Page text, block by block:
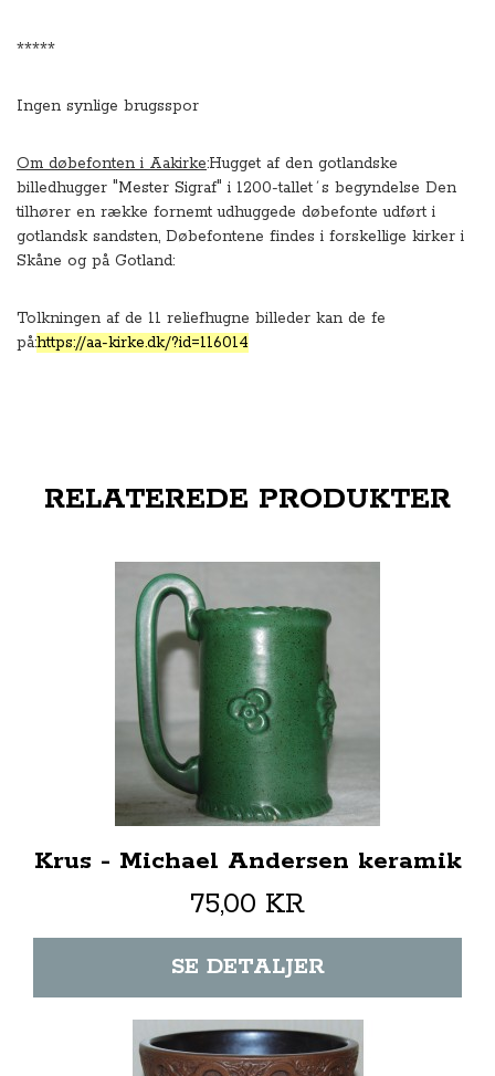
*****
Ingen synlige brugsspor
Om døbefonten i Aakirke:Hugget af den gotlandske
billedhugger "Mester Sigraf" i 1200-tallet´s begyndelse Den
tilhører en række fornemt udhuggede døbefonte udført i
gotlandsk sandsten, Døbefontene findes i forskellige kirker i
Skåne og på Gotland:
Tolkningen af de 11 reliefhugne billeder kan de fe
på:https://aa-kirke.dk/?id=116014
RELATEREDE PRODUKTER
Krus - Michael Andersen keramik
75,00 KR
SE DETALJER